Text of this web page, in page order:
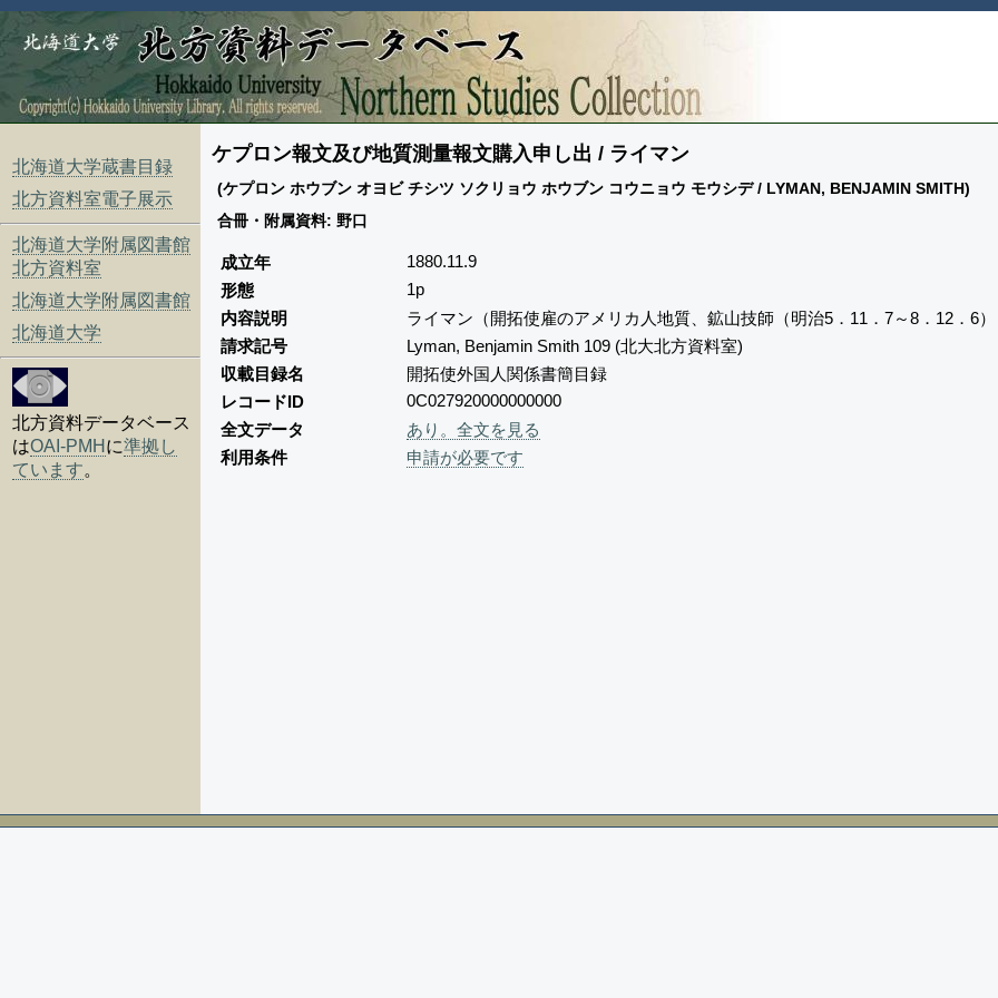
北海道大学蔵書目録
北方資料室電子展示
北海道大学附属図書館
北方資料室
北海道大学附属図書館
北海道大学
北方資料データベース
はOAI-PMH に準拠し
ています。
ケプロン報文及び地質測量報文購入申し出 / ライマン
(ケプロン ホウブン オヨビ チシツ ソクリョウ ホウブン コウニョウ モウシデ / LYMAN, BENJAMIN SMITH)
合冊・附属資料: 野口
成立年
1880.11.9
形態
1p
内容説明
ライマン（開拓使雇のアメリカ人地質、鉱山技師（明治5．11．7～8．12．6
請求記号
Lyman, Benjamin Smith 109 (北大北方資料室)
収載目録名
開拓使外国人関係書簡目録
レコードID
0C027920000000000
全文データ
あり。全文を見る
利用条件
申請が必要です